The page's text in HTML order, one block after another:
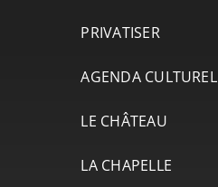
PRIVATISER
AGENDA CULTUREL
LE CHÂTEAU
LA CHAPELLE